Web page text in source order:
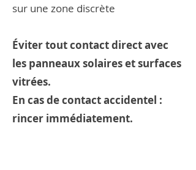
sur une zone discrète
Éviter tout contact direct avec
les panneaux solaires et surfaces
vitrées.
En cas de contact accidentel :
rincer immédiatement.